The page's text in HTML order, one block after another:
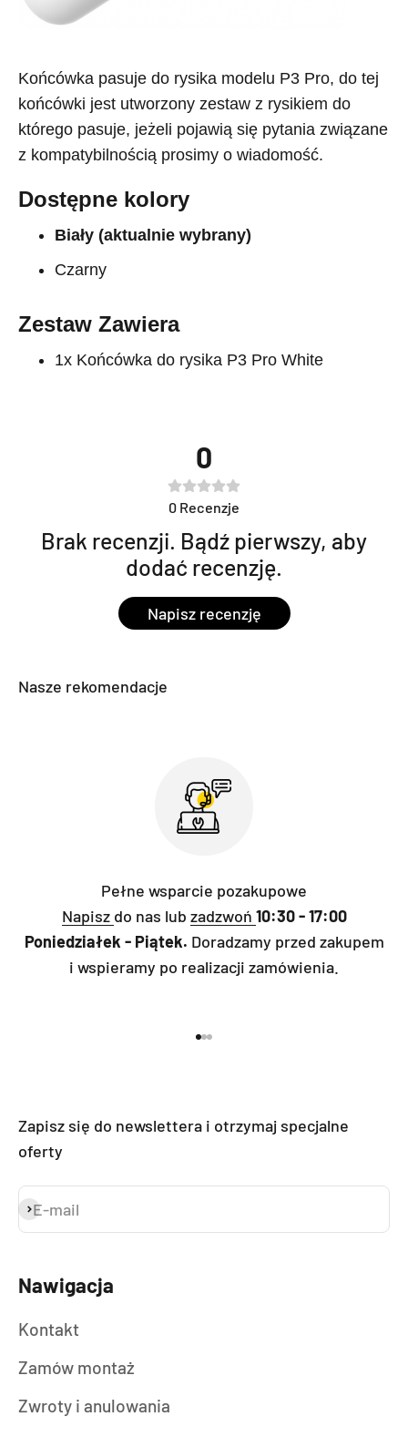
Końcówka pasuje do rysika modelu P3 Pro, do tej
końcówki jest utworzony zestaw z rysikiem do
którego pasuje, jeżeli pojawią się pytania związane
z kompatybilnością prosimy o wiadomość.
Dostępne kolory
Biały (aktualnie wybrany)
Czarny
Zestaw Zawiera
1x Końcówka do rysika P3 Pro White
0
0 Recenzje
Brak recenzji. Bądź pierwszy, aby
dodać recenzję.
Napisz recenzję
Nasze rekomendacje
Pełne wsparcie pozakupowe
Napisz do nas lub zadzwoń 10:30 - 17:00
Poniedziałek - Piątek. Doradzamy przed zakupem
i wspieramy po realizacji zamówienia.
Zapisz się do newslettera i otrzymaj specjalne
oferty
E-mail
Subskrybuj
Nawigacja
Kontakt
Zamów montaż
Zwroty i anulowania